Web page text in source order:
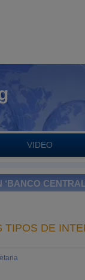
VIDEO
TIPOS DE